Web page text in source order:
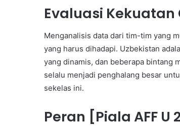
Evaluasi Kekuatan
Menganalisis data dari tim-tim yang
yang harus dihadapi. Uzbekistan
yang dinamis, dan beberapa bintang
selalu menjadi penghalang besar
sekelas ini.
Peran [Piala AFF